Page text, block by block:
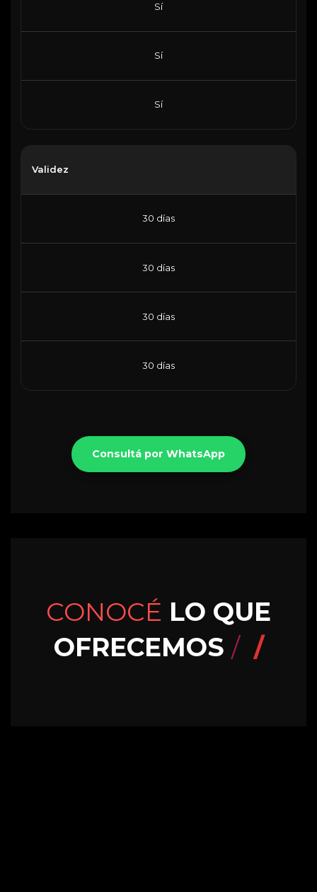
Sí
Sí
Sí
Validez
30 días
30 días
30 días
30 días
Consultá por WhatsApp
CONOCÉ LO QUE
OFRECEMOS /